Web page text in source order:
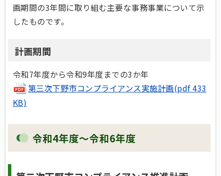
画期間の3年間に取り組む主要な事務事業について示
したものです。
計画期間
令和7年度から令和9年度までの3か年
第三次下野市コンプライアンス実施計画(pdf 433
KB)
令和4年度～令和6年度